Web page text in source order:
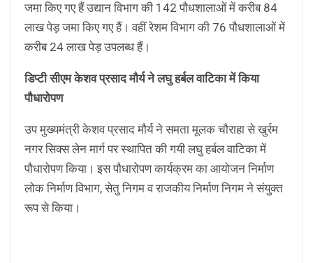
जमा किए गए हैं उद्यान विभाग की 142 पौधशालाओं में करीब 84
लाख पेड़ जमा किए गए हैं। वहीं रेशम विभाग की 76 पौधशालाओं में
करीब 24 लाख पेड़ उपलब्ध हैं।
डिप्टी सीएम केशव प्रसाद मौर्य ने लघु हर्बल वाटिका में किया
पौधारोपण
उप मुख्यमंत्री केशव प्रसाद मौर्य ने समता मूलक चौराहा से खुर्रम
नगर सिक्स लेन मार्ग पर स्थापित की गयी लघु हर्बल वाटिका में
पौधारोपण किया। इस पौधारोपण कार्यक्रम का आयोजन निर्माण
लोक निर्माण विभाग, सेतु निगम व राजकीय निर्माण निगम ने संयुक्त
रूप से किया।